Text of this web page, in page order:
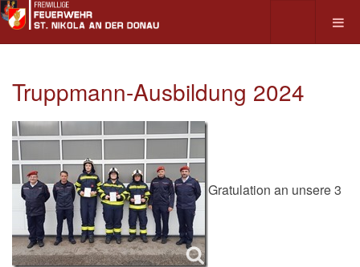
Truppmann-Ausbildung 2024
Gratulation an unsere 3